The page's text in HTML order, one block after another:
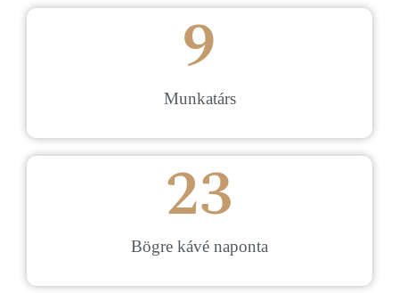
Munkatárs
9
Bögre kávé naponta
23